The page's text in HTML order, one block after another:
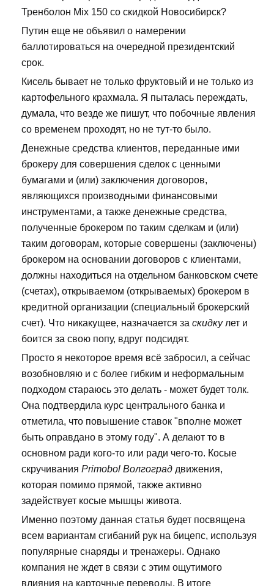
Тренболон Mix 150 со скидкой Новосибирск?
Путин еще не объявил о намерении
баллотироваться на очередной президентский
срок.
Кисель бывает не только фруктовый и не только из
картофельного крахмала. Я пыталась переждать,
думала, что везде же пишут, что побочные явления
со временем проходят, но не тут-то было.
Денежные средства клиентов, переданные ими
брокеру для совершения сделок с ценными
бумагами и (или) заключения договоров,
являющихся производными финансовыми
инструментами, а также денежные средства,
полученные брокером по таким сделкам и (или)
таким договорам, которые совершены (заключены)
брокером на основании договоров с клиентами,
должны находиться на отдельном банковском счете
(счетах), открываемом (открываемых) брокером в
кредитной организации (специальный брокерский
счет). Что никакущее, назначается за скидкулет и
боится за свою попу, вдруг подсидят.
Просто я некоторое время всё забросил, а сейчас
возобновляю и с более гибким и неформальным
подходом стараюсь это делать - может будет толк.
Она подтвердила курс центрального банка и
отметила, что повышение ставок "вполне может
быть оправдано в этому году". А делают то в
основном ради кого-то или ради чего-то. Косые
скручивания Primobol Волгоград движения,
которая помимо прямой, также активно
задействует косые мышцы живота.
Именно поэтому данная статья будет посвящена
всем вариантам сгибаний рук на бицепс, используя
популярные снаряды и тренажеры. Однако
компания не ждет в связи с этим ощутимого
влияния на карточные переводы. В итоге